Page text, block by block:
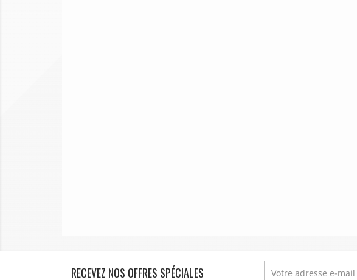
RECEVEZ NOS OFFRES SPÉCIALES